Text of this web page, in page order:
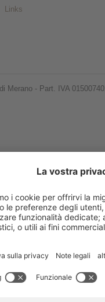
Links
Merano - Part. IVA